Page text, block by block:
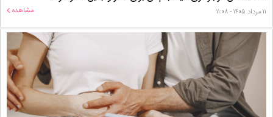
۱۱ مرداد ۱۴۰۵ - ۱۱:۰۸ مشاهده